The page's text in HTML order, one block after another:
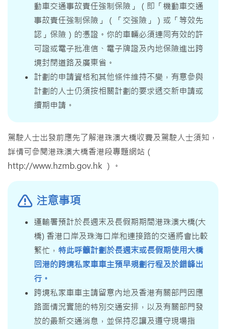
動車交通事故責任強制保險」（即「機動車交通
事故責任強制保險」（「交強險」）或「等效先
認」保險）的憑證。你的車輛必須連同有效的許
可證或電子批准信、電子牌證及內地保險進出跨
境封閉道路及廣東省。
計劃的申請資格和其他條件維持不變，有意參與
計劃的人士仍須按相關計劃的要求遞交新申請或
續期申請。
駕駛人士出發前應先了解港珠澳大橋收費及駕駛人士須知，
詳情可參閱港珠澳大橋香港段專題網站（
http://www.hzmb.gov.hk ）。
注意事項
運輸署預計於長週末及長假期期間港珠澳大橋(大
橋) 香港口岸及珠海口岸和連接路的交通將會比較
繁忙， 特此呼籲計劃於長週末或長假期使用大橋
回港的跨境私家車車主預早規劃行程及於錯峰出
行。
跨境私家車車主請留意內地及香港有關部門因應
路面情況實施的特別交通安排，以及有關部門發
放的最新交通消息，並保持忍讓及遵守現場指